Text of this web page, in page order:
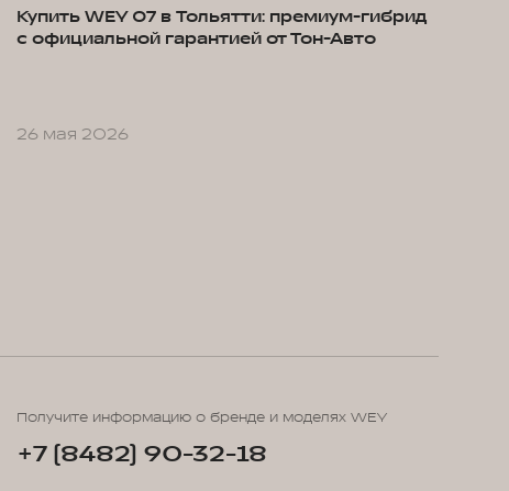
Купить WEY 07 в Тольятти: премиум-гибрид
с официальной гарантией от Тон-Авто
26 мая 2026
Получите информацию о бренде и моделях WEY
+7 (8482) 90-32-18